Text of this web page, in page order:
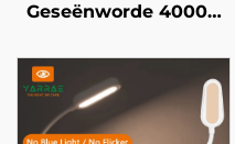
Geseënworde 4000K
Amber Kleur Swart
Liggaam Draagbare
Clip-op LED Boeklig